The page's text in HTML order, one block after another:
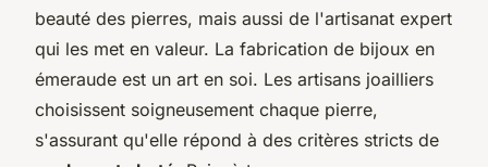
beauté des pierres, mais aussi de l'artisanat expert
qui les met en valeur. La fabrication de bijoux en
émeraude est un art en soi. Les artisans joailliers
choisissent soigneusement chaque pierre,
s'assurant qu'elle répond à des critères stricts de